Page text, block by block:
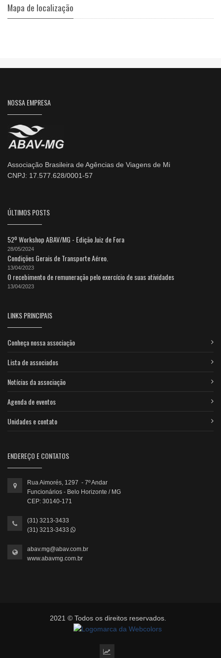
Mapa de localização
NOSSA EMPRESA
Associação Brasileira de Agências de Viagens de Mi
CNPJ: 17.577.628/0001-57
ÚLTIMOS POSTS
52º Workshop ABAV/MG - Edição Juiz de Fora
28/05/2024
Condições Gerais de Transporte Aéreo.
13/04/2023
O recebimento de remuneração pelo exercício de suas atividades
13/04/2023
LINKS PRINCIPAIS
Conheça nossa associação
Lista de associados
Notícias da associação
Agenda de eventos
Unidades e contato
ENDEREÇO E CONTATOS
Rua Aimorés, 1297 - 7º Andar
Funcionários - Belo Horizonte / MG
CEP: 30140-171
(31) 3213-3433
(31) 3213-3433
abav.mg@abav.com.br
www.abavmg.com.br
2021 © Todos os direitos reservados.